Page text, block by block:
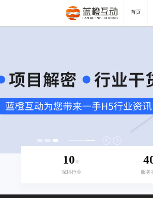
首页
10年
深耕行业
服务